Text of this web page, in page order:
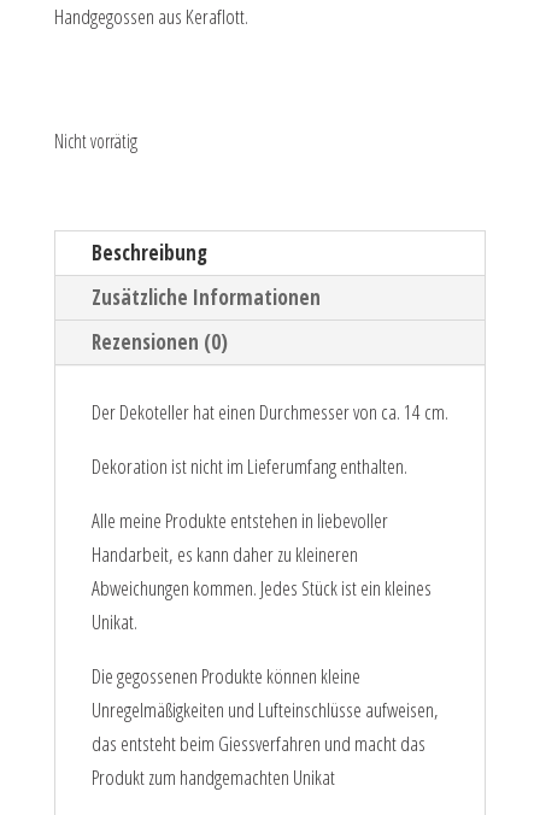
Handgegossen aus Keraflott.
Nicht vorrätig
Beschreibung
Zusätzliche Informationen
Rezensionen (0)
Der Dekoteller hat einen Durchmesser von ca. 14 cm.
Dekoration ist nicht im Lieferumfang enthalten.
Alle meine Produkte entstehen in liebevoller
Handarbeit, es kann daher zu kleineren
Abweichungen kommen. Jedes Stück ist ein kleines
Unikat.
Die gegossenen Produkte können kleine
Unregelmäßigkeiten und Lufteinschlüsse aufweisen,
das entsteht beim Giessverfahren und macht das
Produkt zum handgemachten Unikat